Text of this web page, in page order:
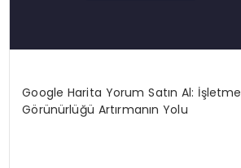
Google Harita Yorum Satın Al:
Görünürlüğü Artırmanın Yolu